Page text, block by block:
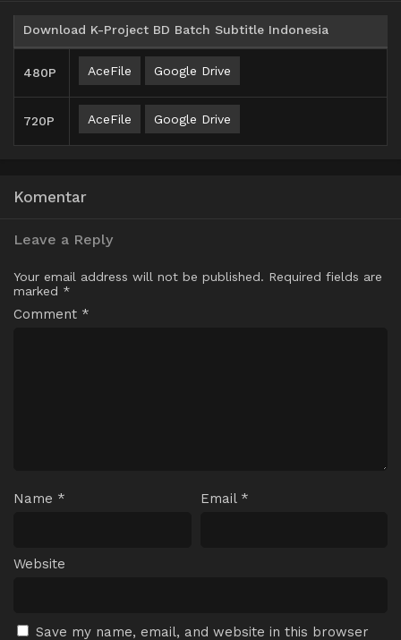
Download K-Project BD Batch Subtitle Indonesia
480P AceFile Google Drive
720P AceFile Google Drive
Komentar
Leave a Reply
Your email address will not be published. Required fields are
marked *
Comment *
Name * Email *
Website
Save my name, email, and website in this browser